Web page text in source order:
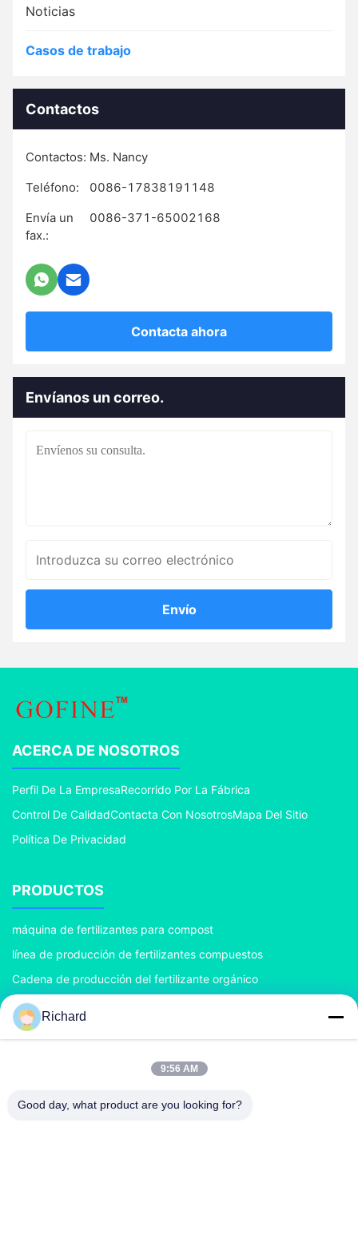
Noticias
Casos de trabajo
Contactos
Contactos: Ms. Nancy
Teléfono:
0086-17838191148
Envía un
fax.:
0086-371-65002168
Contacta ahora
Envíanos un correo.
Envío
ACERCA DE NOSOTROS
Perfil De La EmpresaRecorrido Por La Fábrica
Control De CalidadContacta Con NosotrosMapa Del Sitio
Política De Privacidad
PRODUCTOS
máquina de fertilizantes para compost
línea de producción de fertilizantes compuestos
Cadena de producción del fertilizante orgánico
Cadena de producción del fertilizante del BB
Granulador doble del fertilizante del rodillo
CONTACTA CON NOSOTROS
Richard
9:56 AM
Good day, what product are you looking for?